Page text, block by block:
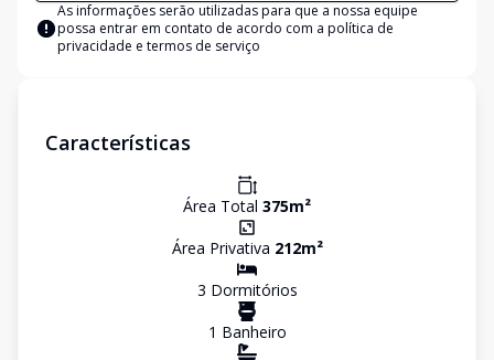
As informações serão utilizadas para que a nossa equipe
possa entrar em contato de acordo com a política de
privacidade e termos de serviço
Características
Área Total 375m²
Área Privativa 212m²
3 Dormitórios
1 Banheiro